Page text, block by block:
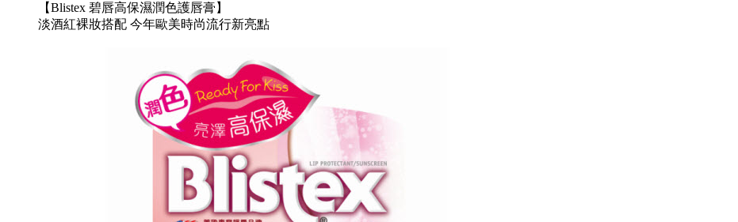
【Blistex 碧唇高保濕潤色護唇膏】
淡酒紅裸妝搭配 今年歐美時尚流行新亮點